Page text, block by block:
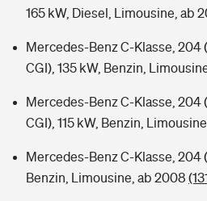
165 kW, Diesel, Limousine, ab
Mercedes-Benz C-Klasse, 204
CGI), 135 kW, Benzin,
Mercedes-Benz C-Klasse, 204
CGI), 115 kW, Benzin,
Mercedes-Benz C-Klasse, 204
Benzin, Limousine, ab 2008